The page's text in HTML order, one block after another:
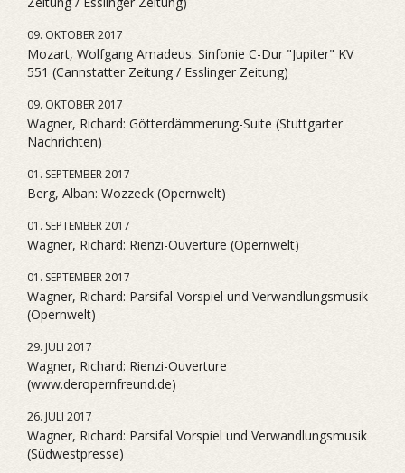
09. OKTOBER 2017
Mozart, Wolfgang Amadeus: Sinfonie C-Dur "Jupiter" KV
551 (Cannstatter Zeitung / Esslinger Zeitung)
09. OKTOBER 2017
Wagner, Richard: Götterdämmerung-Suite (Stuttgarter
Nachrichten)
01. SEPTEMBER 2017
Berg, Alban: Wozzeck (Opernwelt)
01. SEPTEMBER 2017
Wagner, Richard: Rienzi-Ouverture (Opernwelt)
01. SEPTEMBER 2017
Wagner, Richard: Parsifal-Vorspiel und Verwandlungsmusik
(Opernwelt)
29. JULI 2017
Wagner, Richard: Rienzi-Ouverture
(www.deropernfreund.de)
26. JULI 2017
Wagner, Richard: Parsifal Vorspiel und Verwandlungsmusik
(Südwestpresse)